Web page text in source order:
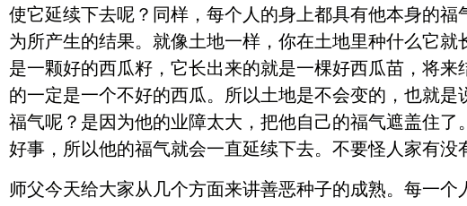
使它延续下去呢？同样，每个人的身上都具有他本身的
为所产生的结果。就像土地一样，你在土地里种什么它
是一颗好的西瓜籽，它长出来的就是一棵好西瓜苗，将
的一定是一个不好的西瓜。所以土地是不会变的，也就
福气呢？是因为他的业障太大，把他自己的福气遮盖住
好事，所以他的福气就会一直延续下去。不要怪人家有没
师父今天给大家从几个方面来讲善恶种子的成熟。每一